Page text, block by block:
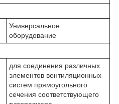
Универсальное
оборудование
для соединения различных
элементов вентиляционных
систем прямоугольного
сечения соответствующего